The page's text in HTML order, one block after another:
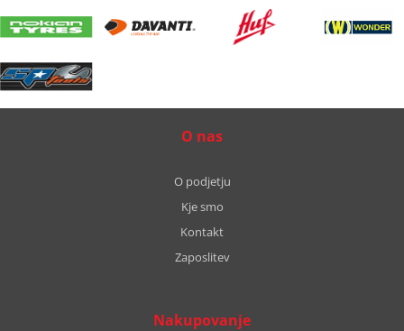
O nas
O podjetju
Kje smo
Kontakt
Zaposlitev
Nakupovanje